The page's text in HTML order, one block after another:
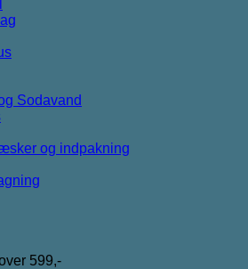
Sodavand
og indpakning
599,-